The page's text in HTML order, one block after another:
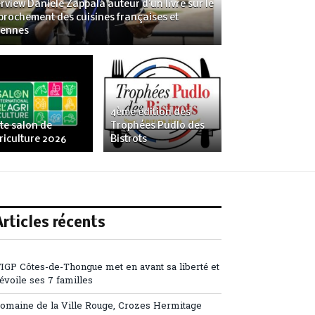
Daniele Zappalà auteur d’un livre sur le
des cuisines françaises et
salon de
2026
4ème édition des
Trophées Pudlo des
Bistrots
récents
Côtes-de-Thongue met en avant sa liberté et
ses 7 familles
de la Ville Rouge, Crozes Hermitage